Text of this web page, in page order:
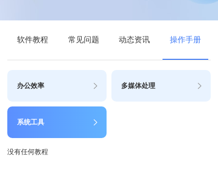
软件教程 常见问题 动态资讯 操作手册
办公效率 多媒体处理
系统工具
没有任何教程